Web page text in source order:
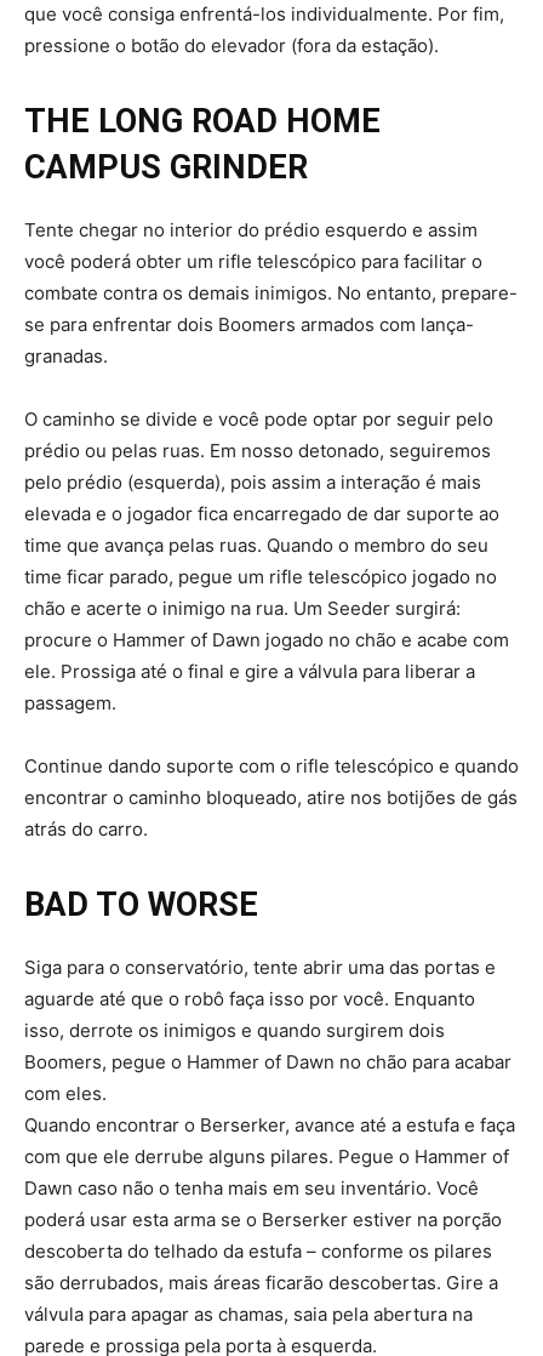
que você consiga enfrentá-los individualmente. Por fim,
pressione o botão do elevador (fora da estação).
THE LONG ROAD HOME
CAMPUS GRINDER
Tente chegar no interior do prédio esquerdo e assim
você poderá obter um rifle telescópico para facilitar o
combate contra os demais inimigos. No entanto, prepare-
se para enfrentar dois Boomers armados com lança-
granadas.
O caminho se divide e você pode optar por seguir pelo
prédio ou pelas ruas. Em nosso detonado, seguiremos
pelo prédio (esquerda), pois assim a interação é mais
elevada e o jogador fica encarregado de dar suporte ao
time que avança pelas ruas. Quando o membro do seu
time ficar parado, pegue um rifle telescópico jogado no
chão e acerte o inimigo na rua. Um Seeder surgirá:
procure o Hammer of Dawn jogado no chão e acabe com
ele. Prossiga até o final e gire a válvula para liberar a
passagem.
Continue dando suporte com o rifle telescópico e quando
encontrar o caminho bloqueado, atire nos botijões de gás
atrás do carro.
BAD TO WORSE
Siga para o conservatório, tente abrir uma das portas e
aguarde até que o robô faça isso por você. Enquanto
isso, derrote os inimigos e quando surgirem dois
Boomers, pegue o Hammer of Dawn no chão para acabar
com eles.
Quando encontrar o Berserker, avance até a estufa e faça
com que ele derrube alguns pilares. Pegue o Hammer of
Dawn caso não o tenha mais em seu inventário. Você
poderá usar esta arma se o Berserker estiver na porção
descoberta do telhado da estufa – conforme os pilares
são derrubados, mais áreas ficarão descobertas. Gire a
válvula para apagar as chamas, saia pela abertura na
parede e prossiga pela porta à esquerda.